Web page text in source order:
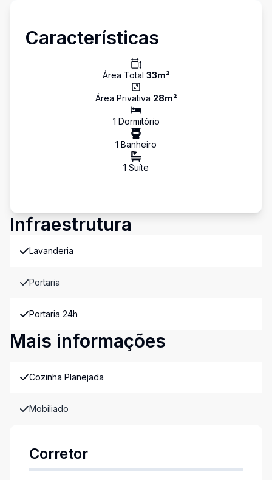
Características
Área Total 33m²
Área Privativa 28m²
1 Dormitório
1 Banheiro
1 Suíte
Infraestrutura
Lavanderia
Portaria
Portaria 24h
Mais informações
Cozinha Planejada
Mobiliado
Corretor